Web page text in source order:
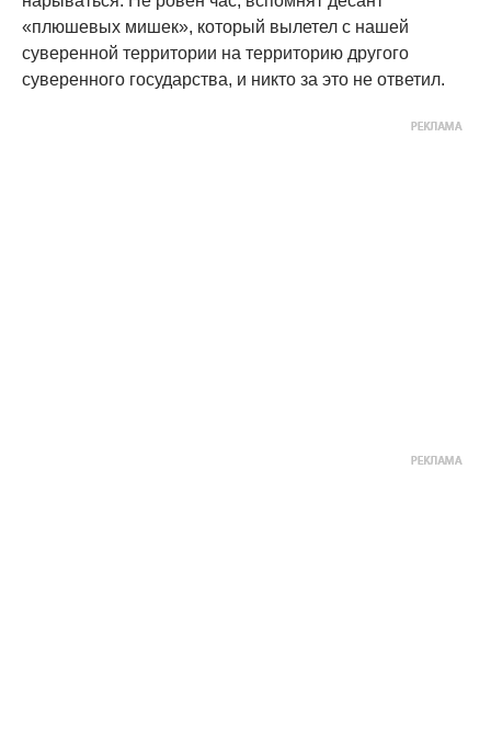
«плюшевых мишек», который вылетел с нашей
суверенной территории на территорию другого
суверенного государства, и никто за это не ответил.